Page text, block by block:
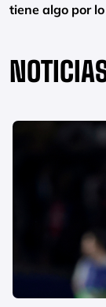
tiene algo por